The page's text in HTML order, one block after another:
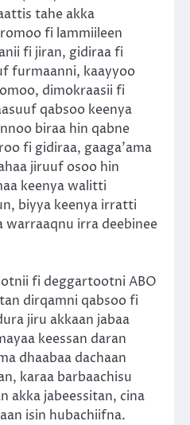
tahe akka
fi lammiileen
fi jiran, gidiraa fi
furmaanni, kaayyoo
dimokraasii fi
qabsoo keenya
biraa hin qabne
fi gidiraa, gaaga’ama
jiruuf osoo hin
keenya walitti
biyya keenya irratti
warraaqnu irra deebinee
fi deggartootni ABO
dirqamni qabsoo fi
jiru akkaan jabaa
keessan daran
dhaabaa dachaan
karaa barbaachisu
akka jabeessitan, cina
isin hubachiifna.